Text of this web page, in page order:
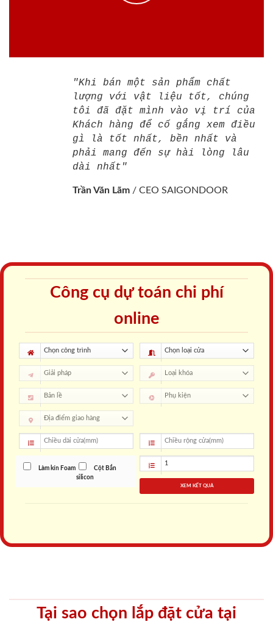
"Khi bán một sản phẩm chất
lượng với vật liệu tốt, chúng
tôi đã đặt mình vào vị trí của
Khách hàng để cố gắng xem điều
gì là tốt nhất, bền nhất và
phải mang đến sự hài lòng lâu
dài nhất"
Trần Văn Lãm / CEO SAIGONDOOR
Công cụ dự toán chi phí
online
Làm kín Foam
Cột Bắn
silicon
XEM KẾT QUẢ
Tại sao chọn lắp đặt cửa tại